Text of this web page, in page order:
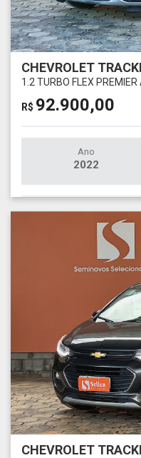
CHEVROLET
1.2 TURBO FLEX
R$ 92.900,00
Ano
2022
CHEVROLET